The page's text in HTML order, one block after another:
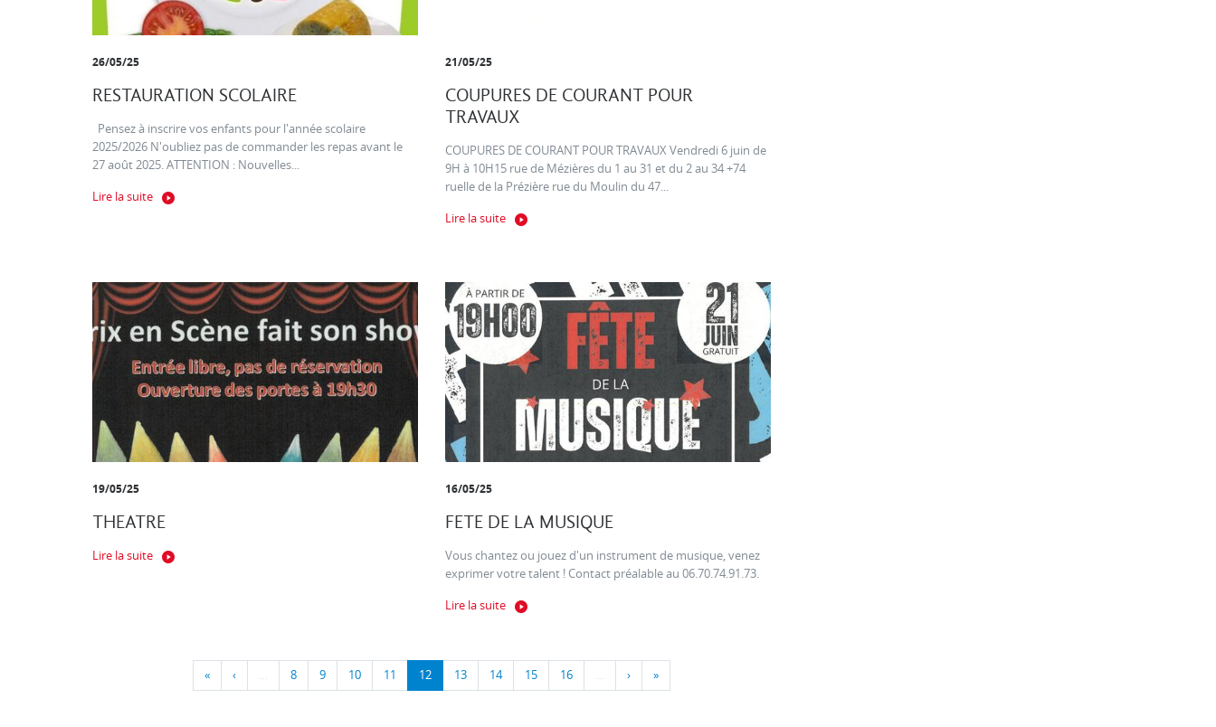
26/05/25
RESTAURATION SCOLAIRE
Pensez à inscrire vos enfants pour l'année scolaire
2025/2026 N'oubliez pas de commander les repas avant le
27 août 2025. ATTENTION : Nouvelles...
Lire la suite
21/05/25
COUPURES DE COURANT POUR
TRAVAUX
COUPURES DE COURANT POUR TRAVAUX Vendredi 6 juin de
9H à 10H15 rue de Mézières du 1 au 31 et du 2 au 34 +74
ruelle de la Prézière rue du Moulin du 47...
Lire la suite
19/05/25
THEATRE
Lire la suite
16/05/25
FETE DE LA MUSIQUE
Vous chantez ou jouez d'un instrument de musique, venez
exprimer votre talent ! Contact préalable au 06.70.74.91.73.
Lire la suite
« ‹ … 8 9 10 11 12 13 14 15 16 … › »